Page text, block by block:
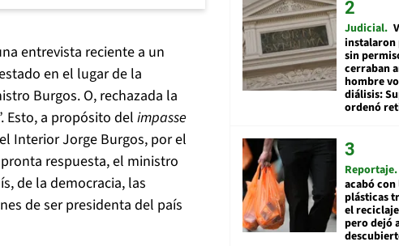
entrevista reciente a un
en el lugar de la
Burgos. O, rechazada la
Esto, a propósito del impasse
Interior Jorge Burgos, por el
respuesta, el ministro
de la democracia, las
de ser presidenta del país
Judicial
instalaron
sin
cerraban
hombre
diálisis:
ordenó
Reportaje
acabó con
plásticas
el
pero dejó